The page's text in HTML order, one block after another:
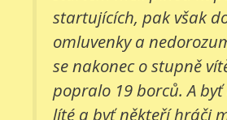
startujících, pak však
omluvenky a
se nakonec o stupně
popralo 19 borců. A
líté a byť někteří hráči